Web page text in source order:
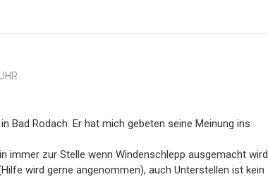
Bad Rodach. Er hat mich gebeten seine Meinung ins
immer zur Stelle wenn Windenschlepp ausgemacht wird
wird gerne angenommen), auch Unterstellen ist kein